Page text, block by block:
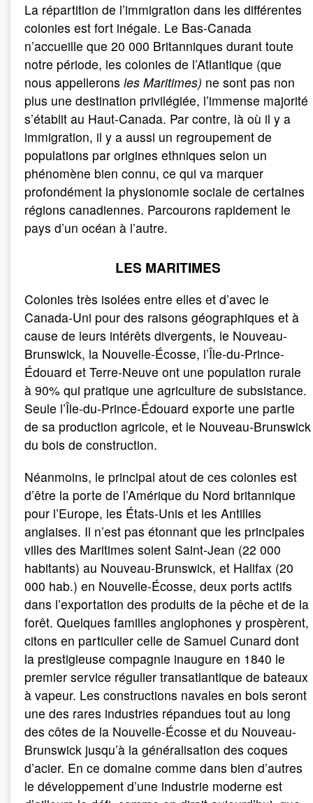
La répartition de l’immigration dans les différentes
colonies est fort inégale. Le Bas-Canada
n’accueille que 20 000 Britanniques durant toute
notre période, les colonies de l’Atlantique (que
nous appellerons les Maritimes) ne sont pas non
plus une destination privilégiée, l’immense majorité
s’établit au Haut-Canada. Par contre, là où il y a
immigration, il y a aussi un regroupement de
populations par origines ethniques selon un
phénomène bien connu, ce qui va marquer
profondément la physionomie sociale de certaines
régions canadiennes. Parcourons rapidement le
pays d’un océan à l’autre.
LES MARITIMES
Colonies très isolées entre elles et d’avec le
Canada-Uni pour des raisons géographiques et à
cause de leurs intérêts divergents, le Nouveau-
Brunswick, la Nouvelle-Écosse, l’Île-du-Prince-
Édouard et Terre-Neuve ont une population rurale
à 90% qui pratique une agriculture de subsistance.
Seule l’Île-du-Prince-Édouard exporte une partie
de sa production agricole, et le Nouveau-Brunswick
du bois de construction.
Néanmoins, le principal atout de ces colonies est
d’être la porte de l’Amérique du Nord britannique
pour l’Europe, les États-Unis et les Antilles
anglaises. Il n’est pas étonnant que les principales
villes des Maritimes soient Saint-Jean (22 000
habitants) au Nouveau-Brunswick, et Halifax (20
000 hab.) en Nouvelle-Écosse, deux ports actifs
dans l’exportation des produits de la pêche et de la
forêt. Quelques familles anglophones y prospèrent,
citons en particulier celle de Samuel Cunard dont
la prestigieuse compagnie inaugure en 1840 le
premier service régulier transatlantique de bateaux
à vapeur. Les constructions navales en bois seront
une des rares industries répandues tout au long
des côtes de la Nouvelle-Écosse et du Nouveau-
Brunswick jusqu’à la généralisation des coques
d’acier. En ce domaine comme dans bien d’autres
le développement d’une industrie moderne est